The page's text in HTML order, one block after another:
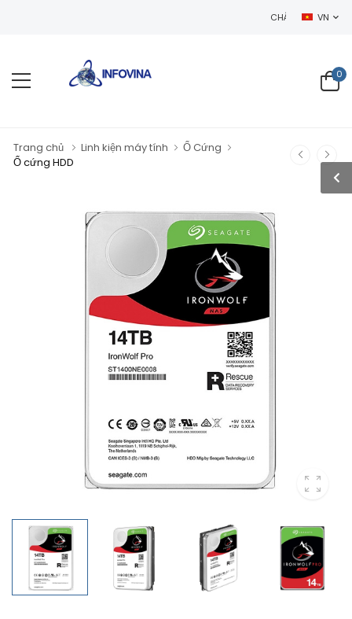
CHÀO MỪNG BẠN ĐẾN
VN
0
Trang chủ Linh kiện máy tính
Ổ Cứng
Ổ cứng HDD